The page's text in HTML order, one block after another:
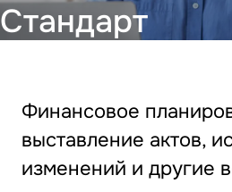
Стандарт
Финансовое
выставление актов,
изменений и другие